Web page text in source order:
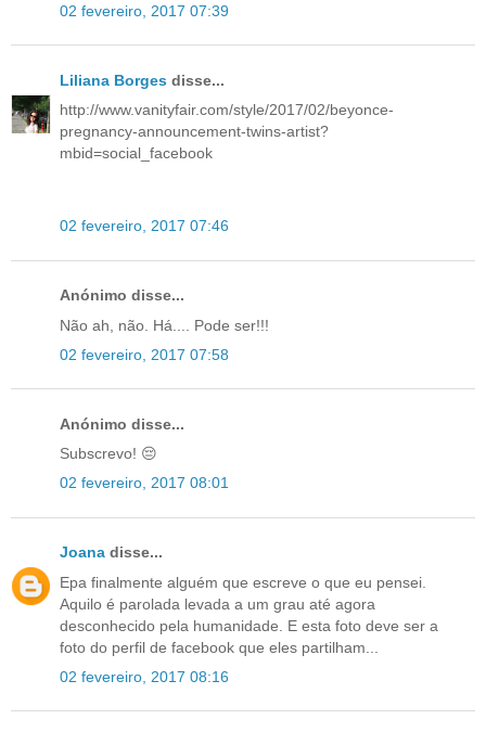
02 fevereiro, 2017 07:39
Liliana Borges disse...
http://www.vanityfair.com/style/2017/02/beyonce-
pregnancy-announcement-twins-artist?
mbid=social_facebook
02 fevereiro, 2017 07:46
Anónimo disse...
Não ah, não. Há.... Pode ser!!!
02 fevereiro, 2017 07:58
Anónimo disse...
Subscrevo! 😔
02 fevereiro, 2017 08:01
Joana disse...
Epa finalmente alguém que escreve o que eu pensei.
Aquilo é parolada levada a um grau até agora
desconhecido pela humanidade. E esta foto deve ser a
foto do perfil de facebook que eles partilham...
02 fevereiro, 2017 08:16